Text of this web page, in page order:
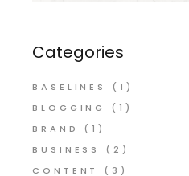
Categories
BASELINES
(1)
BLOGGING
(1)
BRAND
(1)
BUSINESS
(2)
CONTENT
(3)